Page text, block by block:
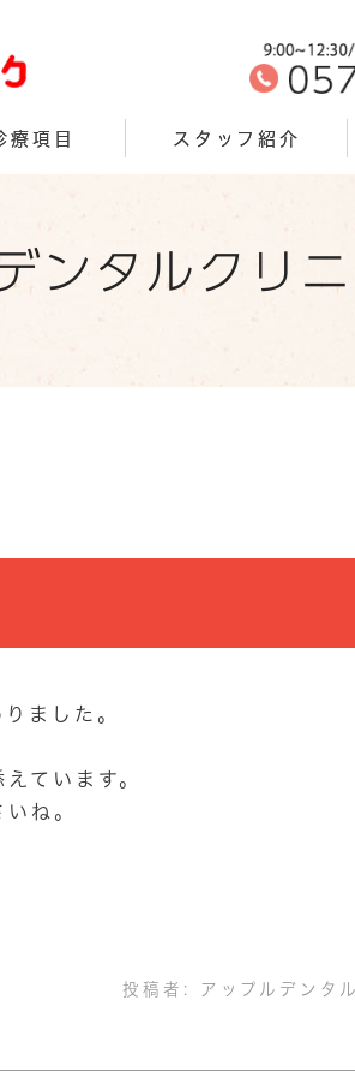
療項目 スタッフ紹介
ンタルクリ
ました。
ています。
ね。
投稿者: アップルデンタ